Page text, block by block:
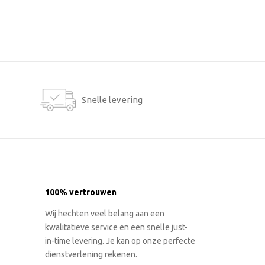
Snelle levering
100% vertrouwen
Wij hechten veel belang aan een
kwalitatieve service en een snelle just-
in-time levering. Je kan op onze perfecte
dienstverlening rekenen.